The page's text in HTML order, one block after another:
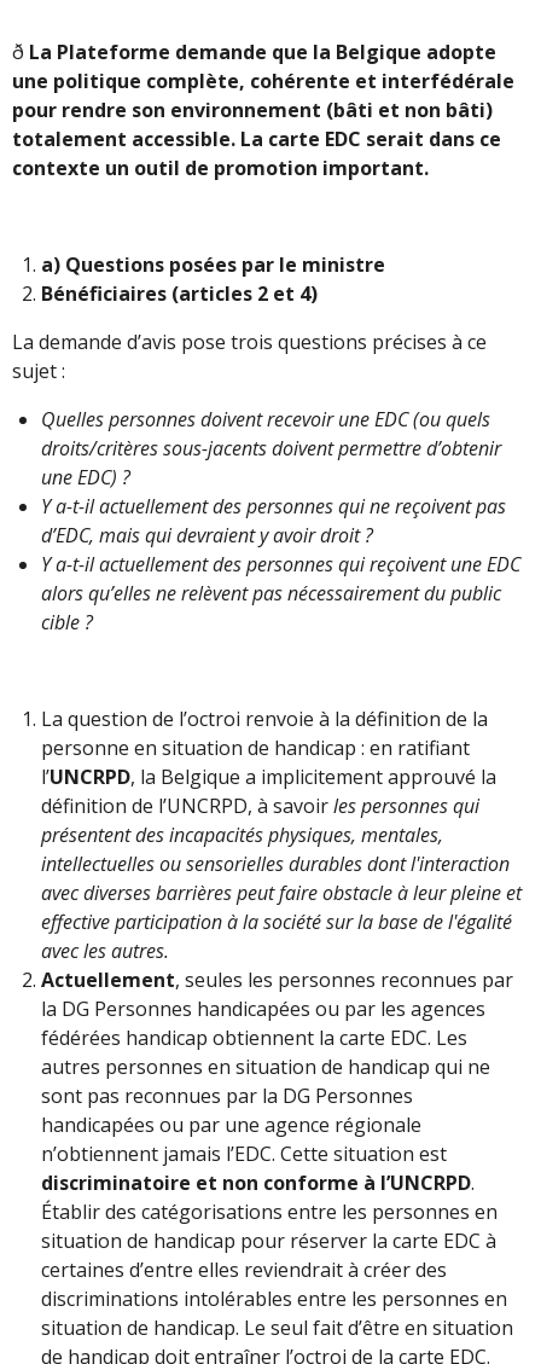
ð La Plateforme demande que la Belgique adopte
une politique complète, cohérente et interfédérale
pour rendre son environnement (bâti et non bâti)
totalement accessible. La carte EDC serait dans ce
contexte un outil de promotion important.
a) Questions posées par le ministre
Bénéficiaires (articles 2 et 4)
La demande d’avis pose trois questions précises à ce
sujet :
Quelles personnes doivent recevoir une EDC (ou quels
droits/critères sous-jacents doivent permettre d’obtenir
une EDC) ?
Y a-t-il actuellement des personnes qui ne reçoivent pas
d’EDC, mais qui devraient y avoir droit ?
Y a-t-il actuellement des personnes qui reçoivent une EDC
alors qu’elles ne relèvent pas nécessairement du public
cible ?
La question de l’octroi renvoie à la définition de la
personne en situation de handicap : en ratifiant
l’UNCRPD, la Belgique a implicitement approuvé la
définition de l’UNCRPD, à savoirles personnes qui
présentent des incapacités physiques, mentales,
intellectuelles ou sensorielles durables dont l'interaction
avec diverses barrières peut faire obstacle à leur pleine et
effective participation à la société sur la base de l'égalité
avec les autres.
Actuellement, seules les personnes reconnues par
la DG Personnes handicapées ou par les agences
fédérées handicap obtiennent la carte EDC. Les
autres personnes en situation de handicap qui ne
sont pas reconnues par la DG Personnes
handicapées ou par une agence régionale
n’obtiennent jamais l’EDC. Cette situation est
discriminatoire et non conforme à l’UNCRPD.
Établir des catégorisations entre les personnes en
situation de handicap pour réserver la carte EDC à
certaines d’entre elles reviendrait à créer des
discriminations intolérables entre les personnes en
situation de handicap. Le seul fait d’être en situation
de handicap doit entraîner l’octroi de la carte EDC.